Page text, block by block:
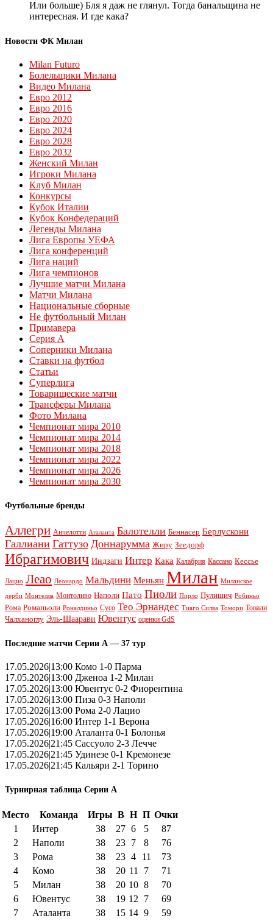
Или больше) Бля я даж не глянул. Тогда банальщина не
интересная. И где кака?
Новости ФК Милан
Milan Futuro
Болельщики Милана
Видео Милана
Евро 2012
Евро 2016
Евро 2020
Евро 2024
Евро 2028
Евро 2032
Женский Милан
Игроки Милана
Клуб Милан
Конкурсы
Кубок Италии
Кубок Конфедераций
Легенды Милана
Лига Европы УЕФА
Лига конференций
Лига наций
Лига чемпионов
Лучшие матчи Милана
Матчи Милана
Национальные сборные
Не футбольный Милан
Примавера
Серия А
Соперники Милана
Ставки на футбол
Статьи
Суперлига
Товарищеские матчи
Трансферы Милана
Фото Милана
Чемпионат мира 2010
Чемпионат мира 2014
Чемпионат мира 2018
Чемпионат мира 2022
Чемпионат мира 2026
Чемпионат мира 2030
Футбольные бренды
Аллегри Анчелотти Аталанта Балотелли Беннасер Берлускони
Галлиани Гаттузо Доннарумма Жиру Зеедорф
Ибрагимович Индзаги Интер Кака Калабрия Кассано Кессье
Лацио Леао Леонардо Мальдини Меньян Милан Миланское
дерби Монтелла Монтоливо Наполи Пато Пиоли Пирло Пулишич Робиньо
Рома Романьоли Роналдиньо Сусо Тео Эрнандес Тиаго Силва Томори Тонали
Чалханоглу Эль-Шаарави Ювентус оценки GdS
Последние матчи Серии А — 37 тур
17.05.2026|13:00 Комо 1-0 Парма
17.05.2026|13:00 Дженоа 1-2 Милан
17.05.2026|13:00 Ювентус 0-2 Фиорентина
17.05.2026|13:00 Пиза 0-3 Наполи
17.05.2026|13:00 Рома 2-0 Лацио
17.05.2026|16:00 Интер 1-1 Верона
17.05.2026|19:00 Аталанта 0-1 Болонья
17.05.2026|21:45 Сассуоло 2-3 Лечче
17.05.2026|21:45 Удинезе 0-1 Кремонезе
17.05.2026|21:45 Кальяри 2-1 Торино
Турнирная таблица Серии А
Место Команда Игры В Н П Очки
1
Интер 38 27 6 5
87
2
Наполи 38 23 7 8
76
3
Рома 38 23 4 11
73
4
Комо 38 20 11 7
71
5
Милан 38 20 10 8
70
6
Ювентус 38 19 12 7
69
7
Аталанта 38 15 14 9
59